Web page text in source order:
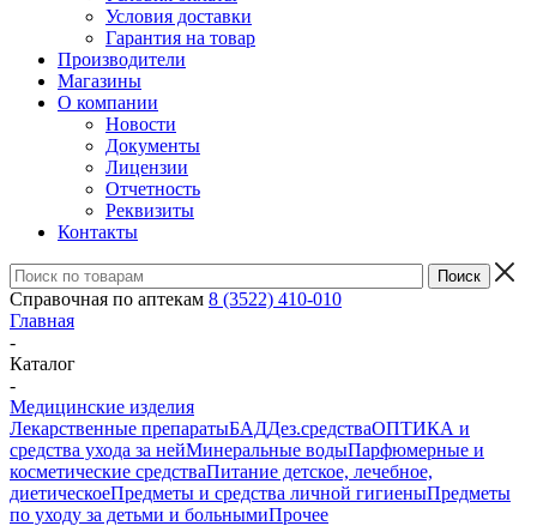
Условия доставки
Гарантия на товар
Производители
Магазины
О компании
Новости
Документы
Лицензии
Отчетность
Реквизиты
Контакты
Справочная по аптекам 8 (3522) 410-010
Главная
-
Каталог
-
Медицинские изделия
Лекарственные препаратыБАДДез.средстваОПТИКА и
средства ухода за нейМинеральные водыПарфюмерные и
косметические средстваПитание детское, лечебное,
диетическоеПредметы и средства личной гигиеныПредметы
по уходу за детьми и больнымиПрочее